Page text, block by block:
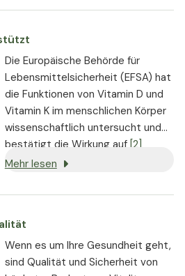
Zutaten verwendet.
Die Europäische Behörde für
Lebensmittelsicherheit (EFSA) hat
die Funktionen von Vitamin D und
Vitamin K im menschlichen Körper
wissenschaftlich untersucht und
bestätigt die Wirkung auf [2]
Mehr lesen
Wenn es um Ihre Gesundheit geht,
sind Qualität und Sicherheit von